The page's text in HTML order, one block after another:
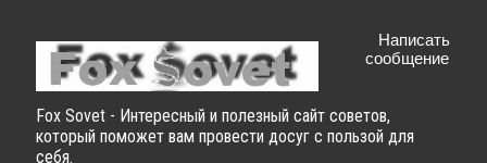
Fox Sovet - Интересный и полезный сайт советов,
который поможет вам провести досуг с пользой для
себя.
Написать
сообщение